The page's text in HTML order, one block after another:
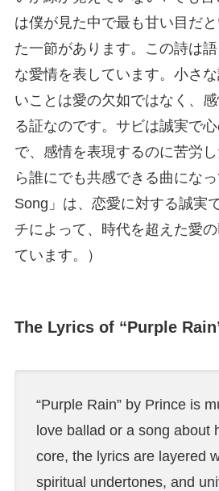
は僕が見た中で最も甘い目だ
た一節があります。この詩は
な愛情を表しています。小さ
いことは愛の欠如ではなく、
る証なのです。サビは誠実で
で、感情を表現するのに苦労
ら誰にでも共感できる曲にな
Song」は、恋愛に対する誠実
チによって、時代を超えた愛
ています。）
The Lyrics of “Purple
“Purple Rain” by Prince is
love ballad or a song about
core, the lyrics are layered
spiritual undertones, and